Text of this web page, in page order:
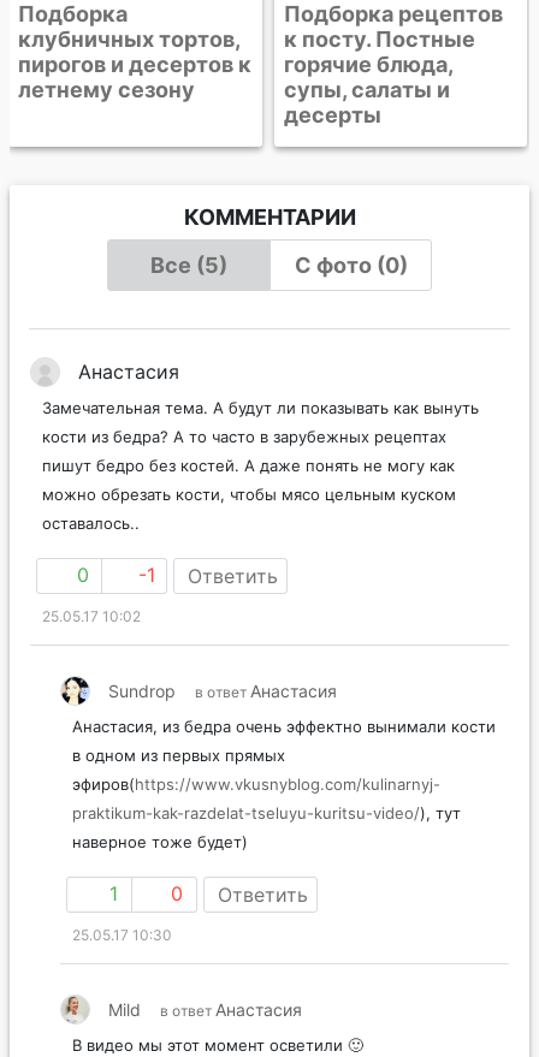
Подборка
клубничных тортов,
пирогов и десертов к
летнему сезону
Подборка рецептов
к посту. Постные
горячие блюда,
супы, салаты и
десерты
КОММЕНТАРИИ
Все (5)
С фото (0)
Анастасия
Замечательная тема. А будут ли показывать как вынуть
кости из бедра? А то часто в зарубежных рецептах
пишут бедро без костей. А даже понять не могу как
можно обрезать кости, чтобы мясо цельным куском
оставалось..
0 -1 Ответить
25.05.17 10:02
Sundrop в ответ Анастасия
Анастасия, из бедра очень эффектно вынимали кости
в одном из первых прямых
эфиров(https://www.vkusnyblog.com/kulinarnyj-
praktikum-kak-razdelat-tseluyu-kuritsu-video/), тут
наверное тоже будет)
1 0 Ответить
25.05.17 10:30
Mild в ответ Анастасия
В видео мы этот момент осветили 🙂